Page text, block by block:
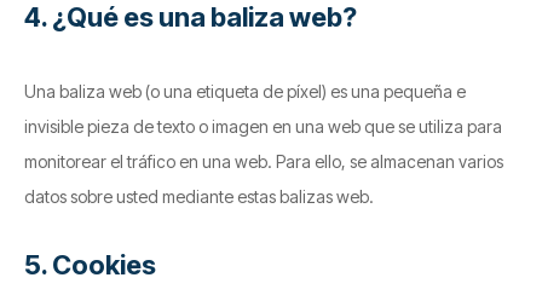
4. ¿Qué es una baliza web?
Una baliza web (o una etiqueta de píxel) es una pequeña e
invisible pieza de texto o imagen en una web que se utiliza para
monitorear el tráfico en una web. Para ello, se almacenan varios
datos sobre usted mediante estas balizas web.
5. Cookies